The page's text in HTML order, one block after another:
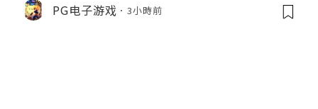
PG电子游戏 3小時前